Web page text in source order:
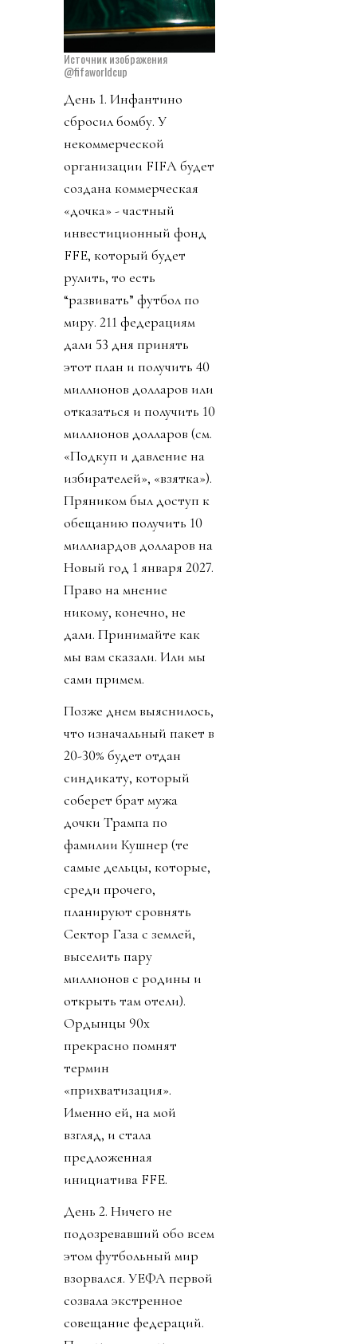
Источник изображения
@fifaworldcup
День 1. Инфантино
сбросил бомбу. У
некоммерческой
организации FIFA будет
создана коммерческая
«дочка» - частный
инвестиционный фонд
FFE, который будет
рулить, то есть
“развивать” футбол по
миру. 211 федерациям
дали 53 дня принять
этот план и получить 40
миллионов долларов или
отказаться и получить 10
миллионов долларов (см.
«Подкуп и давление на
избирателей», «взятка»).
Пряником был доступ к
обещанию получить 10
миллиардов долларов на
Новый год 1 января 2027.
Право на мнение
никому, конечно, не
дали. Принимайте как
мы вам сказали. Или мы
сами примем.
Позже днем выяснилось,
что изначальный пакет в
20-30% будет отдан
синдикату, который
соберет брат мужа
дочки Трампа по
фамилии Кушнер (те
самые дельцы, которые,
среди прочего,
планируют сровнять
Сектор Газа с землей,
выселить пару
миллионов с родины и
открыть там отели).
Ордынцы 90х
прекрасно помнят
термин
«прихватизация».
Именно ей, на мой
взгляд, и стала
предложенная
инициатива FFE.
День 2. Ничего не
подозревавший обо всем
этом футбольный мир
взорвался. УЕФА первой
созвала экстренное
совещание федераций.